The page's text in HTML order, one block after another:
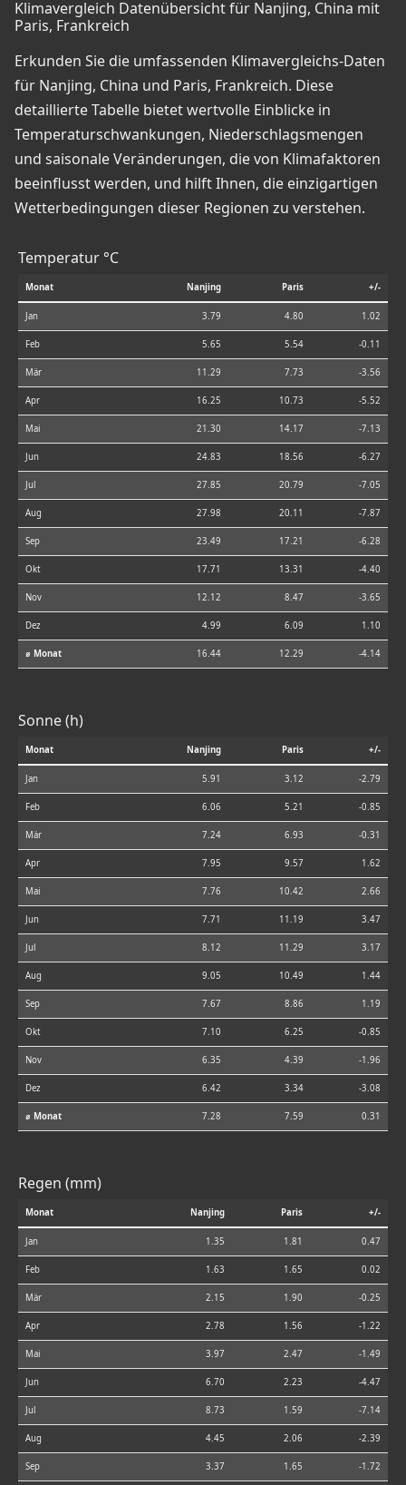
Klimavergleich Datenübersicht für Nanjing, China mit
Paris, Frankreich
Erkunden Sie die umfassenden Klimavergleichs-Daten
für Nanjing, China und Paris, Frankreich. Diese
detaillierte Tabelle bietet wertvolle Einblicke in
Temperaturschwankungen, Niederschlagsmengen
und saisonale Veränderungen, die von Klimafaktoren
beeinflusst werden, und hilft Ihnen, die einzigartigen
Wetterbedingungen dieser Regionen zu verstehen.
Temperatur °C
Monat Nanjing Paris +/-
Jan 3.79 4.80 1.02
Feb 5.65 5.54 -0.11
Mär 11.29 7.73 -3.56
Apr 16.25 10.73 -5.52
Mai 21.30 14.17 -7.13
Jun 24.83 18.56 -6.27
Jul 27.85 20.79 -7.05
Aug 27.98 20.11 -7.87
Sep 23.49 17.21 -6.28
Okt 17.71 13.31 -4.40
Nov 12.12 8.47 -3.65
Dez 4.99 6.09 1.10
⌀ Monat 16.44 12.29 -4.14
Sonne (h)
Monat Nanjing Paris +/-
Jan 5.91 3.12 -2.79
Feb 6.06 5.21 -0.85
Mär 7.24 6.93 -0.31
Apr 7.95 9.57 1.62
Mai 7.76 10.42 2.66
Jun 7.71 11.19 3.47
Jul 8.12 11.29 3.17
Aug 9.05 10.49 1.44
Sep 7.67 8.86 1.19
Okt 7.10 6.25 -0.85
Nov 6.35 4.39 -1.96
Dez 6.42 3.34 -3.08
⌀ Monat 7.28 7.59 0.31
Regen (mm)
Monat Nanjing Paris +/-
Jan 1.35 1.81 0.47
Feb 1.63 1.65 0.02
Mär 2.15 1.90 -0.25
Apr 2.78 1.56 -1.22
Mai 3.97 2.47 -1.49
Jun 6.70 2.23 -4.47
Jul 8.73 1.59 -7.14
Aug 4.45 2.06 -2.39
Sep 3.37 1.65 -1.72